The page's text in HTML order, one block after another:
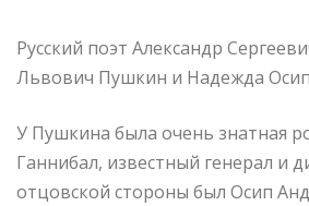
Русский поэт Александр
Львович Пушкин и Надежда
У Пушкина была очень знатная
Ганнибал, известный генерал и
отцовской стороны был Осип